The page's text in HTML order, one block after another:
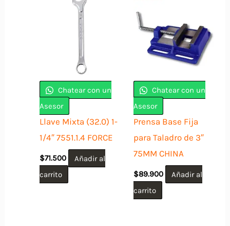
Chatear con un
Asesor
Llave Mixta (32.0) 1-
1/4″ 7551.1.4 FORCE
$71.500
Añadir al
carrito
Chatear con un
Asesor
Prensa Base Fija
para Taladro de 3″
75MM CHINA
$89.900
Añadir al
carrito